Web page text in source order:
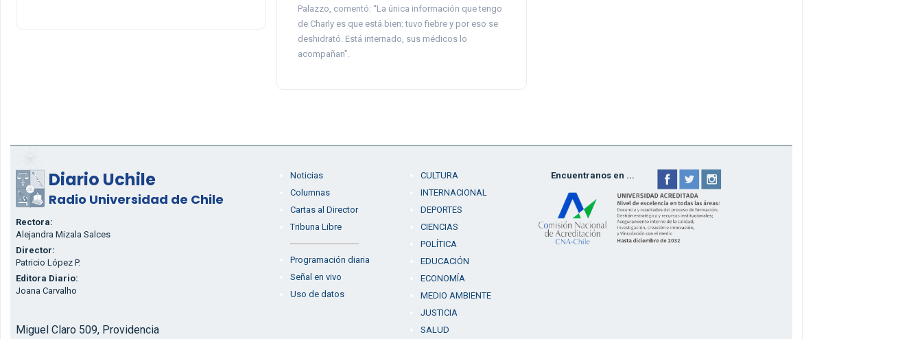
Palazzo, comentó: “La única información que tengo
de Charly es que está bien: tuvo fiebre y por eso se
deshidrató. Está internado, sus médicos lo
acompañan”.
Diario Uchile
Radio Universidad de Chile
Rectora:
Alejandra Mizala Salces
Director:
Patricio López P.
Editora Diario:
Joana Carvalho
Miguel Claro 509, Providencia
Noticias
Columnas
Cartas al Director
Tribuna Libre
Programación diaria
Señal en vivo
Uso de datos
CULTURA
INTERNACIONAL
DEPORTES
CIENCIAS
POLÍTICA
EDUCACIÓN
ECONOMÍA
MEDIO AMBIENTE
JUSTICIA
SALUD
Encuentranos en ...